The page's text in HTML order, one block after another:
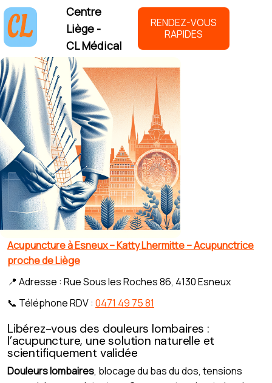
Centre
Liège -
CL Médical
RENDEZ-VOUS
RAPIDES
Acupuncture à Esneux – Katty Lhermitte – Acupunctrice
proche de Liège
📍 Adresse : Rue Sous les Roches 86, 4130 Esneux
📞 Téléphone RDV : 0471 49 75 81
Libérez-vous des douleurs lombaires :
l’acupuncture, une solution naturelle et
scientifiquement validée
Douleurs lombaires, blocage du bas du dos, tensions